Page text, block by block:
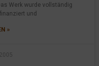
Werk wurde vollständig
und
»